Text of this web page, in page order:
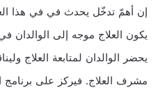
إن أهمّ تدخّل يحدث في في هذا
يكون العلاج موجه إلى
يحضر الوالدان لمتابعة العلاج
مشرف العلاج. فيركز على